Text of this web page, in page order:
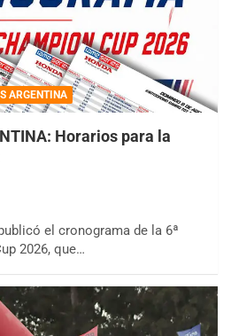
ARGENTINA
Horarios para la
el cronograma de la 6ª
2026, que…